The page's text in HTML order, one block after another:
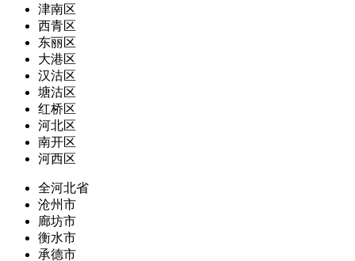
津南区
西青区
东丽区
大港区
汉沽区
塘沽区
红桥区
河北区
南开区
河西区
全河北省
沧州市
廊坊市
衡水市
承德市